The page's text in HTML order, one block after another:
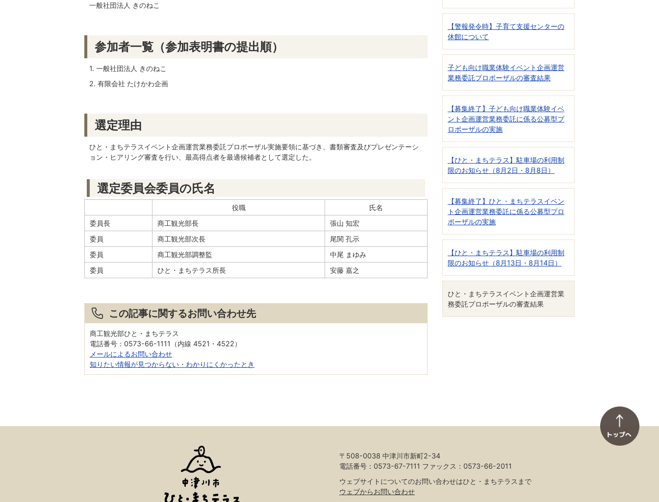
一般社団法人 きのねこ
参加者一覧（参加表明書の提出順）
1. 一般社団法人 きのねこ
2. 有限会社 たけかわ企画
選定理由
ひと・まちテラスイベント企画運営業務委託プロポーザル実施要領に基づき、書類審査及びプレゼンテーシ
ョン・ヒアリング審査を行い、最高得点者を最適候補者として選定した。
選定委員会委員の氏名
役職
氏名
委員長
商工観光部長
張山 知宏
委員
商工観光部次長
尾関 孔示
委員
商工観光部調整監
中尾 まゆみ
委員
ひと・まちテラス所長 安藤 嘉之
この記事に関するお問い合わせ先
商工観光部ひと・まちテラス
電話番号：0573-66-1111（内線 4521・4522）
メールによるお問い合わせ
知りたい情報が見つからない・わかりにくかったとき
【警報発令時】子育て支援センターの
休館について
子ども向け職業体験イベント企画運営
業務委託プロポーザルの審査結果
【募集終了】子ども向け職業体験イベ
ント企画運営業務委託に係る公募型プ
ロポーザルの実施
【ひと・まちテラス】駐車場の利用制
限のお知らせ（8月2日・8月8日）
【募集終了】ひと・まちテラスイベン
ト企画運営業務委託に係る公募型プロ
ポーザルの実施
【ひと・まちテラス】駐車場の利用制
限のお知らせ（8月13日・8月14日）
ひと・まちテラスイベント企画運営業
務委託プロポーザルの審査結果
〒508-0038 中津川市新町2-34
電話番号：0573-67-7111 ファックス：0573-66-2011
ウェブサイトについてのお問い合わせはひと・まちテラスまで
ウェブからお問い合わせ